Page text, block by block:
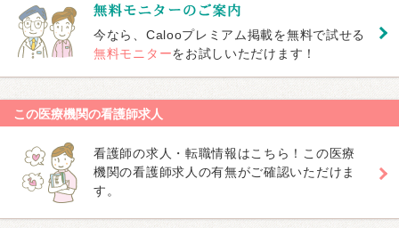
今なら、Calooプレミアム掲載を無料で試せる
無料モニターをお試しいただけます！
この医療機関の看護師求人
看護師の求人・転職情報はこちら！この医療
機関の看護師求人の有無がご確認いただけま
す。